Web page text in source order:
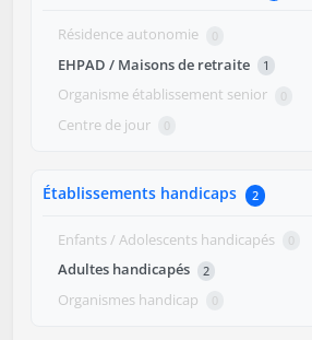
Résidence autonomie 0
EHPAD / Maisons de retraite 1
Organisme établissement senior 0
Centre de jour 0
Établissements handicaps 2
Enfants / Adolescents handicapés 0
Adultes handicapés 2
Organismes handicap 0